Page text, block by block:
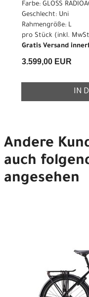
Farbe: GLOSS
Geschlecht: Uni
Rahmengröße: L
pro Stück (inkl.
Gratis Versand
3.599,00 EUR
IN
Andere
auch
angesehen